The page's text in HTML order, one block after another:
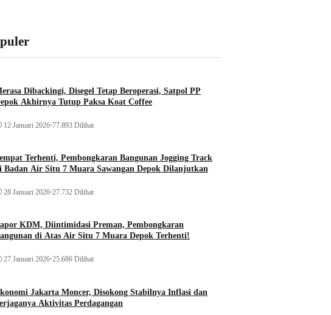
Dibackingi, Disegel Tetap Beroperasi, Satpol PP
Akhirnya Tutup Paksa Koat Coffee
12 Januari 2026•77.893 Dilihat
Terhenti, Pembongkaran Bangunan Jogging Track
Badan Air Situ 7 Muara Sawangan Depok Dilanjutkan
28 Januari 2026•27.732 Dilihat
KDM, Diintimidasi Preman, Pembongkaran
di Atas Air Situ 7 Muara Depok Terhenti!
27 Januari 2026•25.686 Dilihat
Jakarta Moncer, Disokong Stabilnya Inflasi dan
Aktivitas Perdagangan